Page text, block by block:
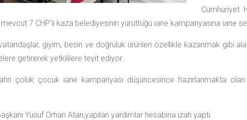
Cumhuriyet
7 CHP’li kaza belediyesinin yürüttüğü iane kampanyasına iane
vatandaşlar, giyim, besin ve doğruluk ürünleri özellikle kazanmak gibi
getirerek yetkililere teyit ediyor.
çoluk çocuk iane kampanyası düşüncesince hazırlanmakta
Yusuf Orhan Atan,yapılan yardımlar hesabına izah yaptı.